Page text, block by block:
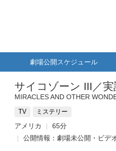
劇場公開スケジュール
サイコゾーン III／
MIRACLES AND OTHER
TV ミステリー
アメリカ
65分
公開情報：劇場未公開・ビデ